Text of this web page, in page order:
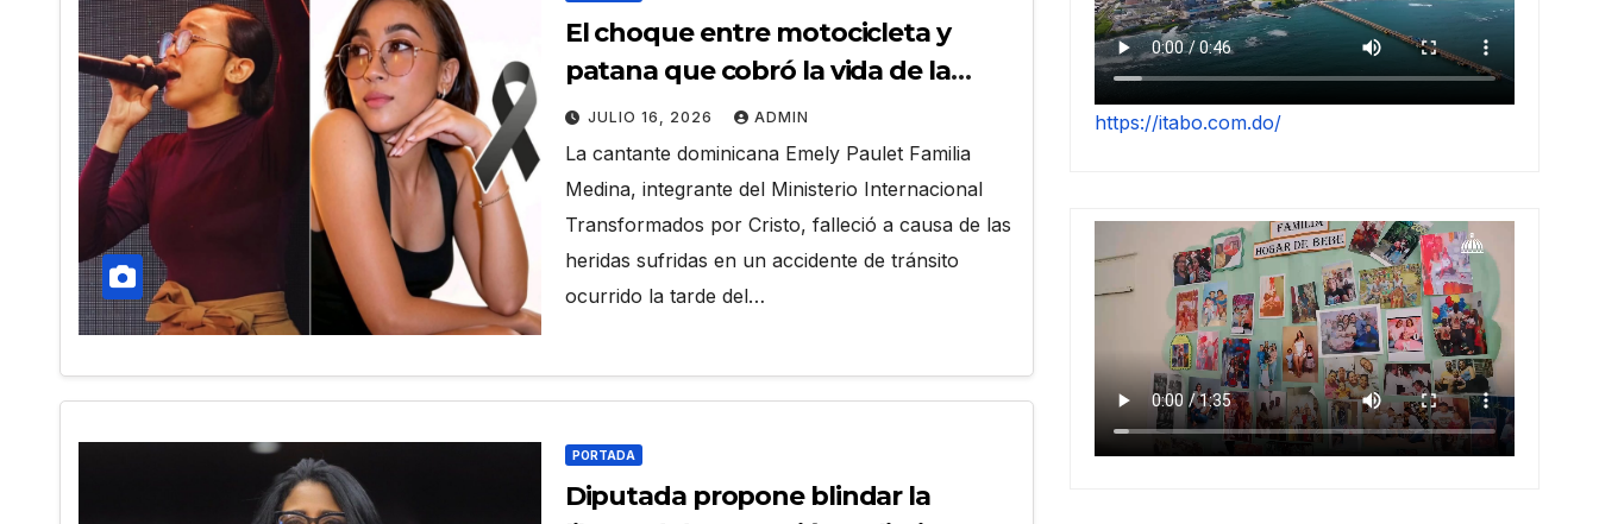
El choque entre motocicleta y
patana que cobró la vida de la
adoradora Emely Familia Medina
JULIO 16, 2026 ADMIN
La cantante dominicana Emely Paulet Familia
Medina, integrante del Ministerio Internacional
Transformados por Cristo, falleció a causa de las
heridas sufridas en un accidente de tránsito
ocurrido la tarde del…
PORTADA
Diputada propone blindar la
https://itabo.com.do/